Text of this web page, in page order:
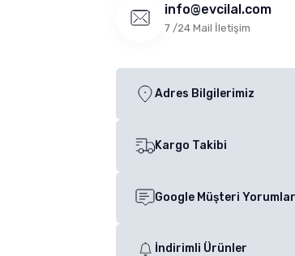
info@evcilal.com
7 /24 Mail İletişim
Adres Bilgilerimiz
Kargo Takibi
Google Müşteri
İndirimli Ürünler